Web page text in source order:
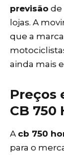
previsão de
lojas. A
que a
ainda mais
Preços
CB 750
A cb 750
para o